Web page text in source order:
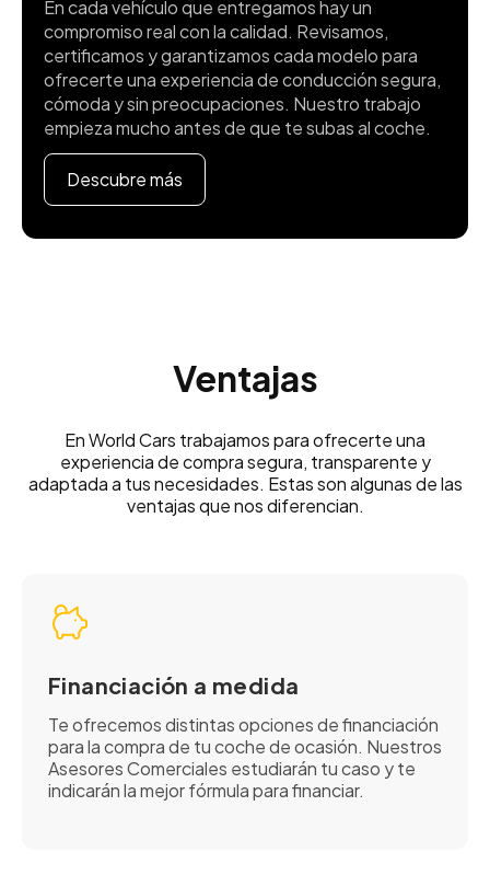
En cada vehículo que entregamos hay un
compromiso real con la calidad. Revisamos,
certificamos y garantizamos cada modelo para
ofrecerte una experiencia de conducción segura,
cómoda y sin preocupaciones. Nuestro trabajo
empieza mucho antes de que te subas al coche.
Descubre más
Ventajas
En World Cars trabajamos para ofrecerte una
experiencia de compra segura, transparente y
adaptada a tus necesidades. Estas son algunas de las
ventajas que nos diferencian.
Financiación a medida
Te ofrecemos distintas opciones de financiación
para la compra de tu coche de ocasión. Nuestros
Asesores Comerciales estudiarán tu caso y te
indicarán la mejor fórmula para financiar.